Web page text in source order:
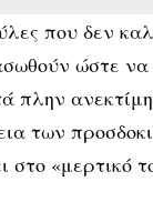
που δεν
ώστε
πλην
των
στο «μερτικό